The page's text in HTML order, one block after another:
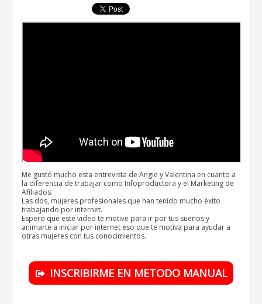
Me gustó mucho esta entrevista de Angie y Valentina en cuanto a
la diferencia de trabajar como Infoproductora y el Marketing de
Afiliados.
Las dos, mujeres profesionales que han tenido mucho éxito
trabajando por internet.
Espero que este video te motive para ir por tus sueños y
animarte a iniciar por internet eso que te motiva para ayudar a
otras mujeres con tus conocimientos.
INSCRIBIRME EN METODO MANUAL